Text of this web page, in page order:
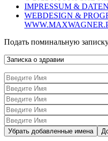
IMPRESSUM &
WEBDESIGN &
Подать поминальную
Убрать добавленные имена